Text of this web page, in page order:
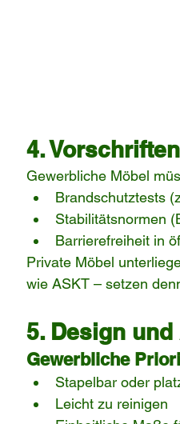
4.
Gewerbliche Möbel
Brandschutztests
Stabilitätsnormen
Barrierefreiheit in
Private Möbel
wie ASKT – setzen
5. Design
Gewerbliche
Stapelbar oder
Leicht zu reinigen